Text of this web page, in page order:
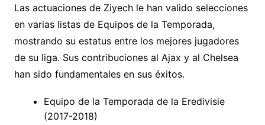
Las actuaciones de Ziyech le han valido selecciones
en varias listas de Equipos de la Temporada,
mostrando su estatus entre los mejores jugadores
de su liga. Sus contribuciones al Ajax y al Chelsea
han sido fundamentales en sus éxitos.
Equipo de la Temporada de la Eredivisie
(2017-2018)